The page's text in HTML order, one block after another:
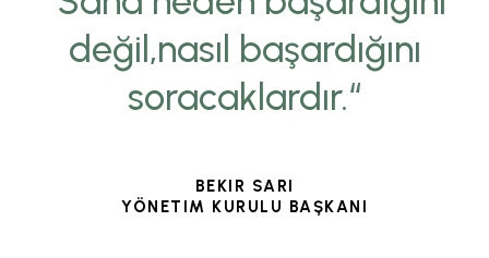
değil,nasıl başardığını
soracaklardır.“
BEKIR SARI
YÖNETIM KURULU BAŞKANI